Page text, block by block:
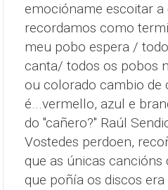
emocióname escoitar
recordamos como
meu pobo espera /
canta/ todos os pobos
ou colorado cambio de
é...vermello, azul e
do "cañero?" Raúl
Vostedes perdoen,
que as únicas cancións
que poñía os discos